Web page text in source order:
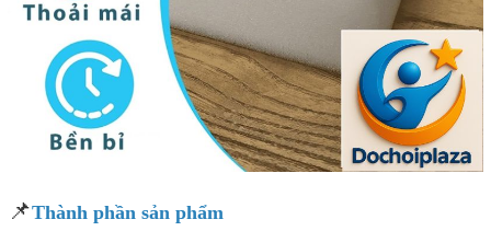
📌Thành phần sản phẩm